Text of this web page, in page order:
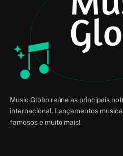
Music Globo reúne as principais
internacional. Lançamentos
famosos e muito mais!